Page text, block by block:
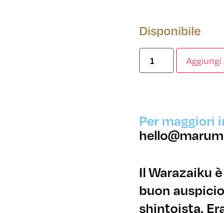
Disponibile
Aggiungi
Per maggiori
Il Warazaiku
buon
shintoista.